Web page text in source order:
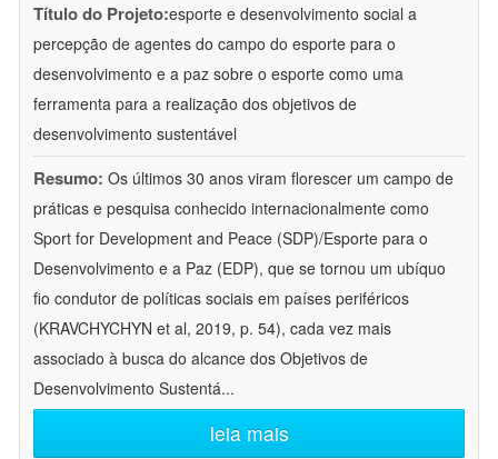
Título do Projeto:esporte e desenvolvimento social a
percepção de agentes do campo do esporte para o
desenvolvimento e a paz sobre o esporte como uma
ferramenta para a realização dos objetivos de
desenvolvimento sustentável
Resumo: Os últimos 30 anos viram florescer um campo de
práticas e pesquisa conhecido internacionalmente como
Sport for Development and Peace (SDP)/Esporte para o
Desenvolvimento e a Paz (EDP), que se tornou um ubíquo
fio condutor de políticas sociais em países periféricos
(KRAVCHYCHYN et al, 2019, p. 54), cada vez mais
associado à busca do alcance dos Objetivos de
Desenvolvimento Sustentá...
leia mais